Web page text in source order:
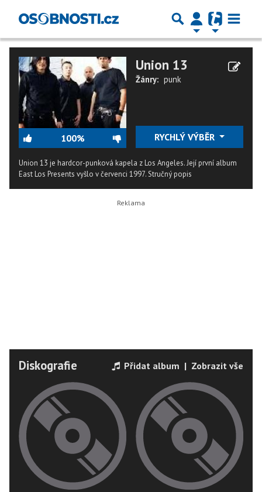
100%
Union 13
Žánry: punk
RYCHLÝ VÝBĚR
Union 13 je hardcor-punková kapela z Los Angeles. Její první album
East Los Presents vyšlo v červenci 1997.Stručný popis
Diskografie Přidat album | Zobrazit vše